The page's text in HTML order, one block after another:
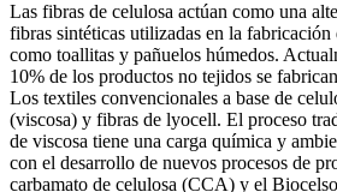
Las fibras de celulosa actúan como una
fibras sintéticas utilizadas en la fabricación
como toallitas y pañuelos húmedos.
10% de los productos no tejidos se
Los textiles convencionales a base de
(viscosa) y fibras de lyocell. El proceso
de viscosa tiene una carga química y
con el desarrollo de nuevos procesos de
carbamato de celulosa (CCA) y el